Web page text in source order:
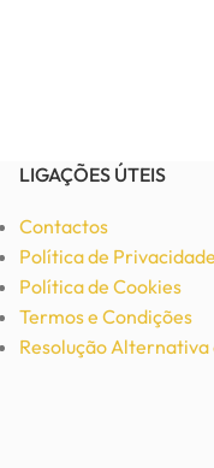
LIGAÇÕES ÚTEIS
Contactos
Política de Privacidade
Política de Cookies
Termos e Condições
Resolução Alternativa